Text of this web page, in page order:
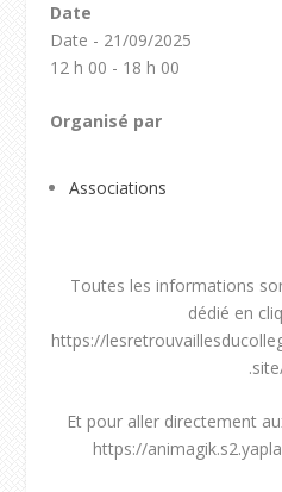
Date
Date - 21/09/2025
12 h 00 - 18 h 00
Organisé par
Associations
Toutes les informations
dédié en
https://
Et pour aller directement
https://